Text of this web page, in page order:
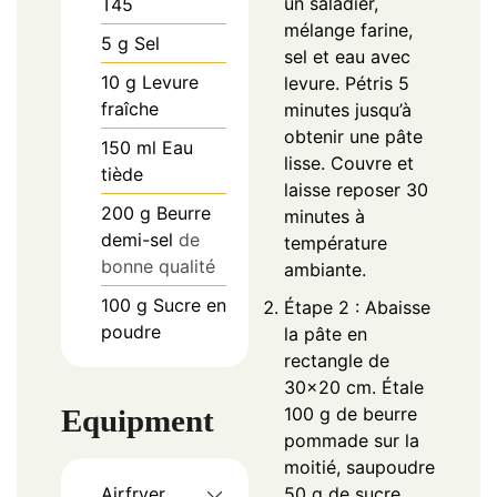
T45
5 g Sel
10 g Levure
fraîche
150 ml Eau
tiède
200 g Beurre
demi-sel de
bonne qualité
100 g Sucre en
poudre
Equipment
mélange farine,
sel et eau avec
levure. Pétris 5
minutes jusqu’à
obtenir une pâte
lisse. Couvre et
laisse reposer 30
minutes à
température
ambiante.
Étape 2 : Abaisse
la pâte en
rectangle de
30×20 cm. Étale
100 g de beurre
pommade sur la
moitié, saupoudre